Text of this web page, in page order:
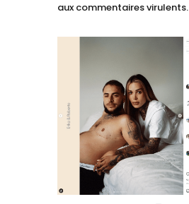
aux commentaires virulents.